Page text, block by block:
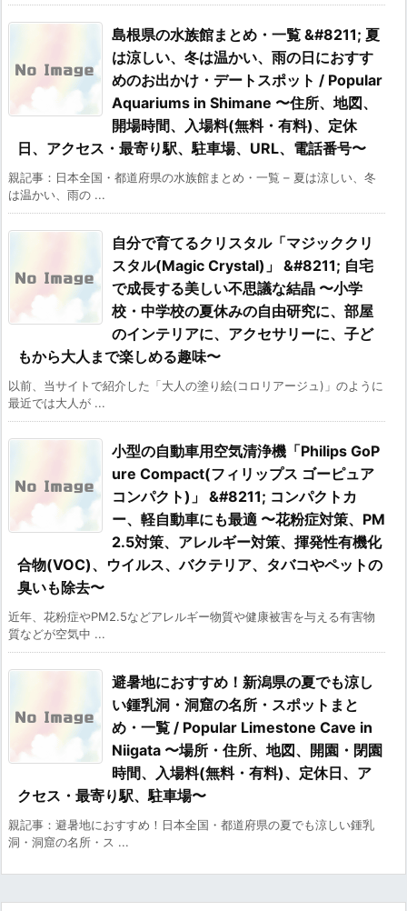
島根県の水族館まとめ・一覧 &#8211; 夏
は涼しい、冬は温かい、雨の日におすす
めのお出かけ・デートスポット / Popular
Aquariums in Shimane 〜住所、地図、
開場時間、入場料(無料・有料)、定休
日、アクセス・最寄り駅、駐車場、URL、電話番号〜
親記事：日本全国・都道府県の水族館まとめ・一覧 – 夏は涼しい、冬
は温かい、雨の ...
自分で育てるクリスタル「マジッククリ
スタル(Magic Crystal)」 &#8211; 自宅
で成長する美しい不思議な結晶 〜小学
校・中学校の夏休みの自由研究に、部屋
のインテリアに、アクセサリーに、子ど
もから大人まで楽しめる趣味〜
以前、当サイトで紹介した「大人の塗り絵(コロリアージュ)」のように
最近では大人が ...
小型の自動車用空気清浄機「Philips GoP
ure Compact(フィリップス ゴーピュア
コンパクト)」 &#8211; コンパクトカ
ー、軽自動車にも最適 〜花粉症対策、PM
2.5対策、アレルギー対策、揮発性有機化
合物(VOC)、ウイルス、バクテリア、タバコやペットの
臭いも除去〜
近年、花粉症やPM2.5などアレルギー物質や健康被害を与える有害物
質などが空気中 ...
避暑地におすすめ！新潟県の夏でも涼し
い鍾乳洞・洞窟の名所・スポットまと
め・一覧 / Popular Limestone Cave in
Niigata 〜場所・住所、地図、開園・閉園
時間、入場料(無料・有料)、定休日、ア
クセス・最寄り駅、駐車場〜
親記事：避暑地におすすめ！日本全国・都道府県の夏でも涼しい鍾乳
洞・洞窟の名所・ス ...